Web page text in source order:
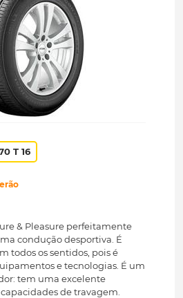
T 16
& Pleasure perfeitamente
condução desportiva. É
todos os sentidos, pois é
e tecnologias. É um
tem uma excelente
de travagem.